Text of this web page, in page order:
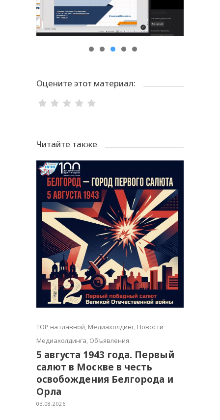
Оцените этот материал:
Читайте также
TOP на главной, Медиахолдинг, Новости
Медиахолдинга, Объявления
5 августа 1943 года. Первый
салют в Москве в честь
освобождения Белгорода и
Орла
03.08.2026